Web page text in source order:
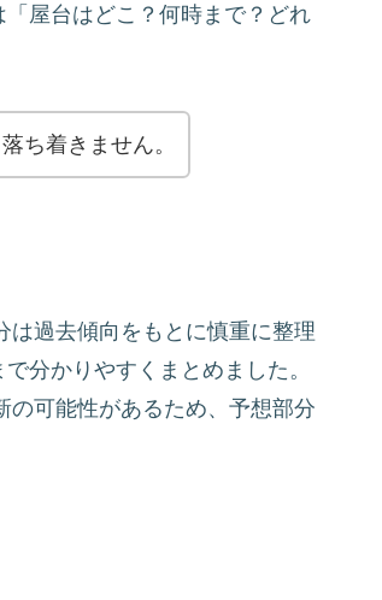
屋台はどこ？何時まで？どれ
ち着きません。
は過去傾向をもとに慎重に整理
分かりやすくまとめました。
の可能性があるため、予想部分